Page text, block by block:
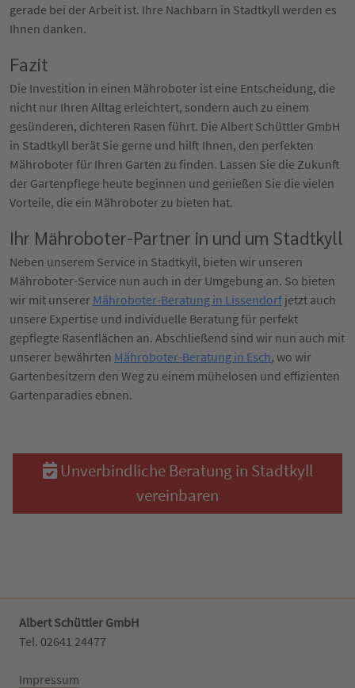
gerade bei der Arbeit ist. Ihre Nachbarn in Stadtkyll werden es
Ihnen danken.
Fazit
Die Investition in einen Mähroboter ist eine Entscheidung, die
nicht nur Ihren Alltag erleichtert, sondern auch zu einem
gesünderen, dichteren Rasen führt. Die Albert Schüttler GmbH
in Stadtkyll berät Sie gerne und hilft Ihnen, den perfekten
Mähroboter für Ihren Garten zu finden. Lassen Sie die Zukunft
der Gartenpflege heute beginnen und genießen Sie die vielen
Vorteile, die ein Mähroboter zu bieten hat.
Ihr Mähroboter-Partner in und um Stadtkyll
Neben unserem Service in Stadtkyll, bieten wir unseren
Mähroboter-Service nun auch in der Umgebung an. So bieten
wir mit unserer Mähroboter-Beratung in Lissendorf jetzt auch
unsere Expertise und individuelle Beratung für perfekt
gepflegte Rasenflächen an. Abschließend sind wir nun auch mit
unserer bewährten Mähroboter-Beratung in Esch, wo wir
Gartenbesitzern den Weg zu einem mühelosen und effizienten
Gartenparadies ebnen.
Unverbindliche Beratung in Stadtkyll
vereinbaren
Albert Schüttler GmbH
Tel. 02641 24477‬
Impressum